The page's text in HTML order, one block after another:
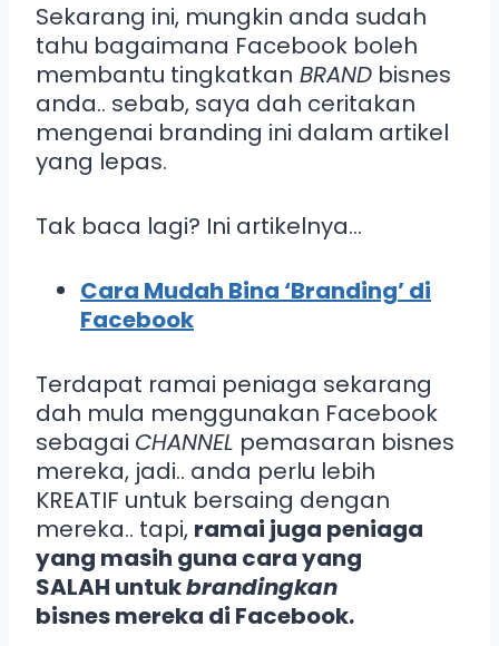
Sekarang ini, mungkin anda sudah
tahu bagaimana Facebook boleh
membantu tingkatkan BRAND bisnes
anda.. sebab, saya dah ceritakan
mengenai branding ini dalam artikel
yang lepas.
Tak baca lagi? Ini artikelnya…
Cara Mudah Bina ‘Branding’ di
Facebook
Terdapat ramai peniaga sekarang
dah mula menggunakan Facebook
sebagai CHANNEL pemasaran bisnes
mereka, jadi.. anda perlu lebih
KREATIF untuk bersaing dengan
mereka.. tapi, ramai juga peniaga
yang masih guna cara yang
SALAH untukbrandingkan
bisnes mereka di Facebook.